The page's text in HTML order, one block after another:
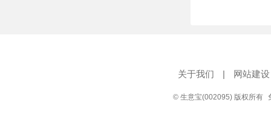
关于我们 | 网站建设
© 生意宝(002095) 版权所有